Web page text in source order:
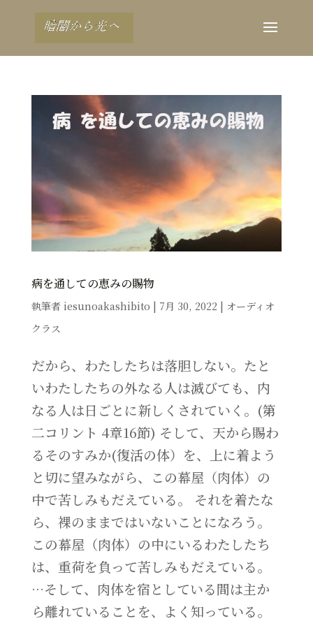
病を通しての恵みの賜物
執筆者 iesunoakashibito | 7月 30, 2022 | オーディオ
クラス
だから、わたしたちは落胆しない。たと
いわたしたちの外なる人は滅びても、内
なる人は日ごとに新しくされていく。(第
二コリント 4章16節) そして、天から賜わ
るそのすみか(復活の体）を、上に着よう
と切に望みながら、この幕屋（肉体）の
中で苦しみもだえている。 それを着たな
ら、裸のままではいないことになろう。
この幕屋（肉体）の中にいるわたしたち
は、重荷を負って苦しみもだえている。
…そして、肉体を宿としている間は主か
ら離れていることを、よく知っている。